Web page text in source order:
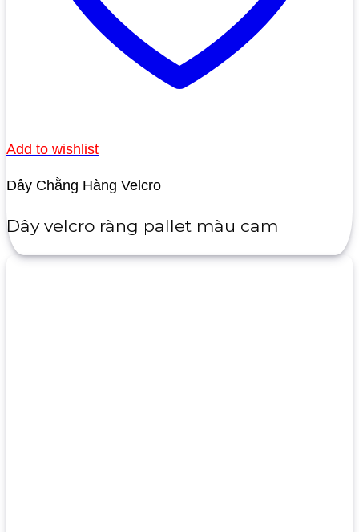
Add to wishlist
Dây Chằng Hàng Velcro
Dây velcro ràng pallet màu cam